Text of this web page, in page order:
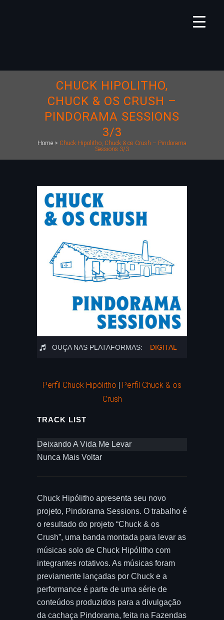
CHUCK HIPOLITHO,
CHUCK & OS CRUSH –
PINDORAMA SESSIONS
3/3
Home > Chuck Hipolitho, Chuck & os Crush – Pindorama
Sessions 3/3
OUÇA NAS PLATAFORMAS: DIGITAL
Perfil Chuck Hipólitho | Perfil Chuck & os
Crush
TRACK LIST
Deixando A Vida Me Levar
Nunca Mais Voltar
Chuck Hipólitho apresenta seu novo
projeto, Pindorama Sessions. O trabalho é
o resultado do projeto “Chuck & os
Crush”, uma banda montada para levar as
músicas solo de Chuck Hipólitho com
integrantes rotativos. As músicas foram
previamente lançadas por Chuck e a
performance é parte de uma série de
conteúdos produzidos para a divulgação
da cachaça Pindorama, feita na Fazendas